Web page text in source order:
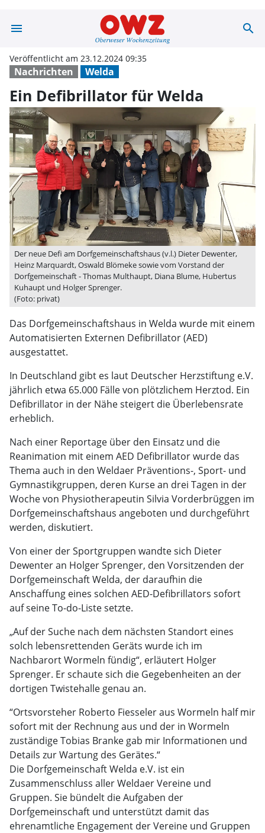
menu Ein Defibrillator
search
Nachrichten Welda
Veröffentlicht am 23.12.2024 09:35
Ein Defibrillator für Welda
Der neue Defi am Dorfgemeinschaftshaus (v.l.) Dieter Dewenter,
Heinz Marquardt, Oswald Blömeke sowie vom Vorstand der
Dorfgemeinschaft - Thomas Multhaupt, Diana Blume, Hubertus
Kuhaupt und Holger Sprenger.
(Foto: privat)
Das Dorfgemeinschaftshaus in Welda wurde mit einem
Automatisierten Externen Defibrillator (AED)
ausgestattet.
In Deutschland gibt es laut Deutscher Herzstiftung e.V.
jährlich etwa 65.000 Fälle von plötzlichem Herztod. Ein
Defibrillator in der Nähe steigert die Überlebensrate
erheblich.
Nach einer Reportage über den Einsatz und die
Reanimation mit einem AED Defibrillator wurde das
Thema auch in den Weldaer Präventions-, Sport- und
Gymnastikgruppen, deren Kurse an drei Tagen in der
Woche von Physiotherapeutin Silvia Vorderbrüggen im
Dorfgemeinschaftshaus angeboten und durchgeführt
werden, diskutiert.
Von einer der Sportgruppen wandte sich Dieter
Dewenter an Holger Sprenger, den Vorsitzenden der
Dorfgemeinschaft Welda, der daraufhin die
Anschaffung eines solchen AED-Defibrillators sofort
auf seine To-do-Liste setzte.
„Auf der Suche nach dem nächsten Standort eines
solch lebensrettenden Geräts wurde ich im
Nachbarort Wormeln fündig“, erläutert Holger
Sprenger. Er schaute sich die Gegebenheiten an der
dortigen Twistehalle genau an.
“Ortsvorsteher Roberto Fiesseler aus Wormeln half mir
sofort mit der Rechnung aus und der in Wormeln
zuständige Tobias Branke gab mir Informationen und
Details zur Wartung des Gerätes.“
Die Dorfgemeinschaft Welda e.V. ist ein
Zusammenschluss aller Weldaer Vereine und
Gruppen. Sie bündelt die Aufgaben der
Dorfgemeinschaft und unterstützt damit das
ehrenamtliche Engagement der Vereine und Gruppen